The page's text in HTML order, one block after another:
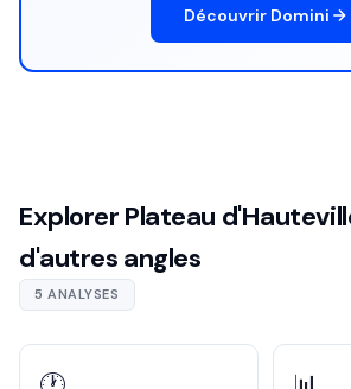
Découvrir Domini
Explorer Plateau
d'autres angles
5 ANALYSES